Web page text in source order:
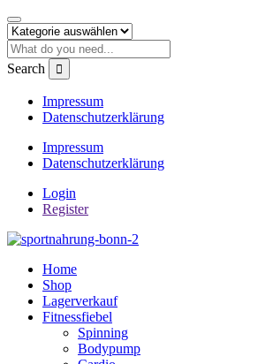
Search
Impressum
Datenschutzerklärung
Impressum
Datenschutzerklärung
Login
Register
Home
Shop
Lagerverkauf
Fitnessfiebel
Spinning
Bodypump